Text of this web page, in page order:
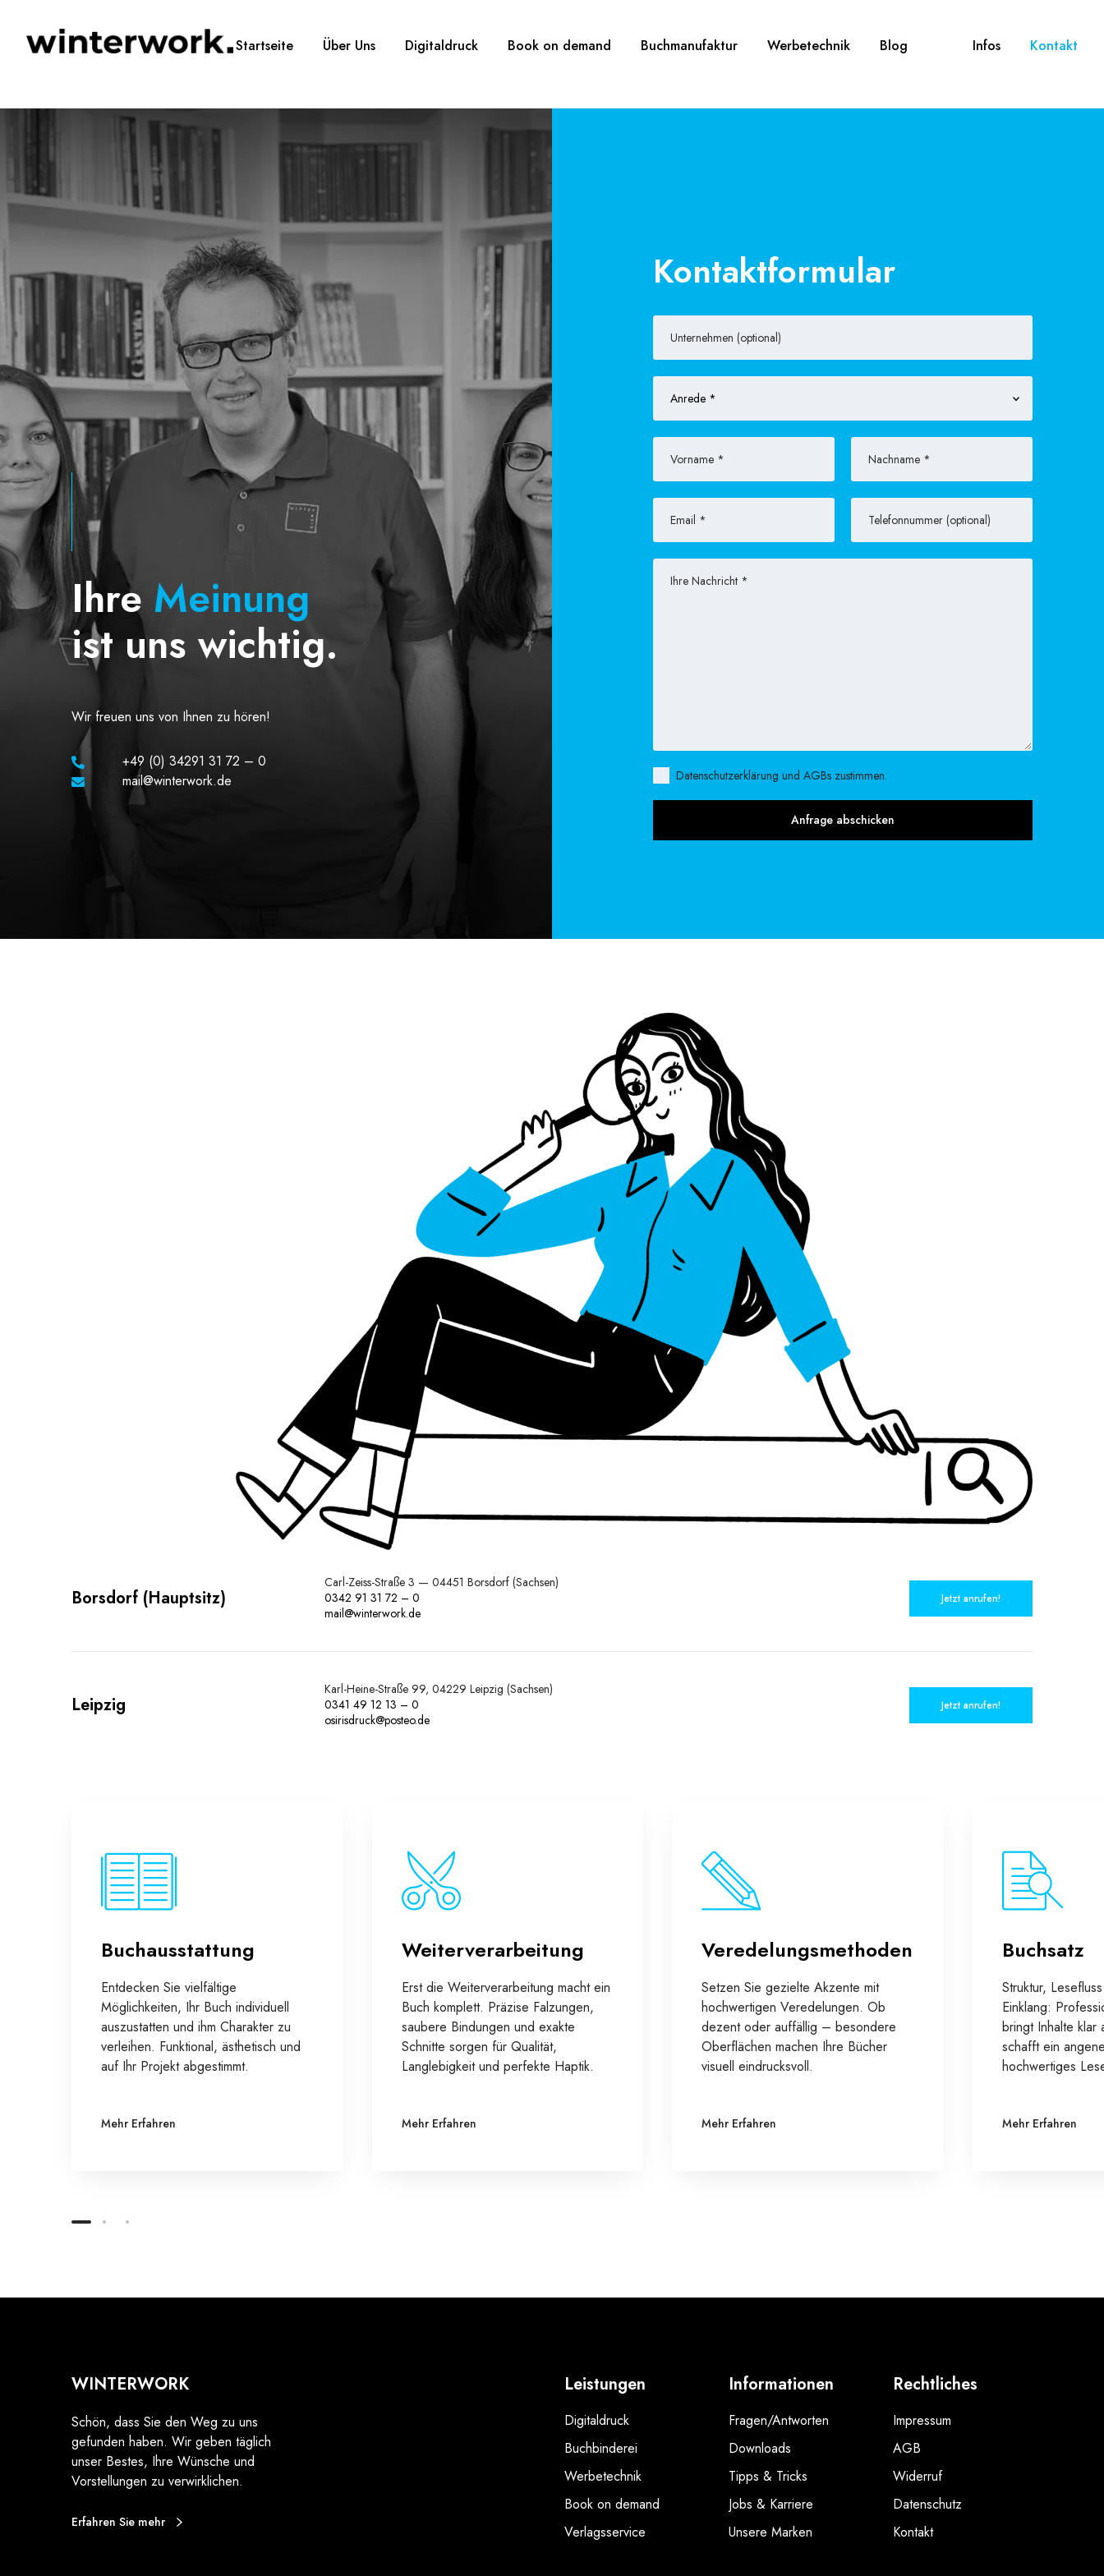
Startseite Über Uns Digitaldruck Book on demand Buchmanufaktur Werbetechnik Blog Infos Kontakt
Ihre Meinung
ist uns wichtig.
Wir freuen uns von Ihnen zu hören!
+49 (0) 34291 31 72 – 0
mail@winterwork.de
Kontaktformular
Datenschutzerklärung und AGBs zustimmen.
Borsdorf (Hauptsitz)
Carl-Zeiss-Straße 3 — 04451 Borsdorf (Sachsen)
0342 91 31 72 – 0
mail@winterwork.de
Jetzt anrufen!
Leipzig
Karl-Heine-Straße 99, 04229 Leipzig (Sachsen)
0341 49 12 13 – 0
osirisdruck@posteo.de
Jetzt anrufen!
Buchausstattung
Entdecken Sie vielfältige
Möglichkeiten, Ihr Buch individuell
auszustatten und ihm Charakter zu
verleihen. Funktional, ästhetisch und
auf Ihr Projekt abgestimmt.
Mehr Erfahren
Weiterverarbeitung
Erst die Weiterverarbeitung macht ein
Buch komplett. Präzise Falzungen,
saubere Bindungen und exakte
Schnitte sorgen für Qualität,
Langlebigkeit und perfekte Haptik.
Mehr Erfahren
Veredelungsmethoden
Setzen Sie gezielte Akzente mit
hochwertigen Veredelungen. Ob
dezent oder auffällig – besondere
Oberflächen machen Ihre Bücher
visuell eindrucksvoll.
Mehr Erfahren
Buchsatz
Struktur,
Einklang:
bringt Inhalte klar
schafft ein
hochwertiges
Mehr Erfahren
WINTERWORK
Schön, dass Sie den Weg zu uns
gefunden haben. Wir geben täglich
unser Bestes, Ihre Wünsche und
Vorstellungen zu verwirklichen.
Erfahren Sie mehr
Leistungen
Digitaldruck
Buchbinderei
Werbetechnik
Book on demand
Verlagsservice
Informationen
Fragen/Antworten
Downloads
Tipps & Tricks
Jobs & Karriere
Unsere Marken
Rechtliches
Impressum
AGB
Widerruf
Datenschutz
Kontakt